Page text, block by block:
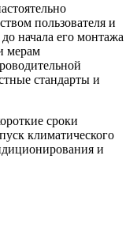
пользователя и
начала его монтажа
мерам
стандарты и
сроки
климатического
и